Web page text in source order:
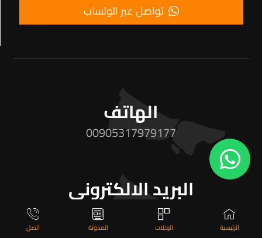
تواصل عبر الوتساب
الهاتف
00905317979177
البريد الالكتروني
info@mousasky.com
الرئيسية الرحلات المدونة اتصل